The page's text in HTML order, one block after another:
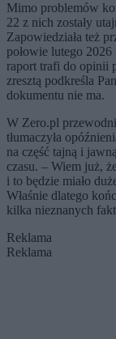
Mimo problemów
22 z nich zostały
Zapowiedziała też
połowie lutego
raport trafi do opinii
zresztą podkreśla
dokumentu nie ma.
W Zero.pl
tłumaczyła
na część tajną i
czasu. – Wiem już,
i to będzie miało
Właśnie dlatego
kilka nieznanych
Reklama
Reklama